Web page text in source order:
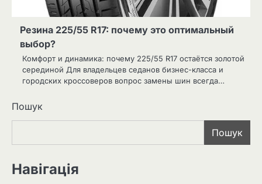
Резина 225/55 R17: почему это оптимальный
выбор?
Комфорт и динамика: почему 225/55 R17 остаётся золотой
серединой Для владельцев седанов бизнес-класса и
городских кроссоверов вопрос замены шин всегда…
Пошук
Пошук
Навігація